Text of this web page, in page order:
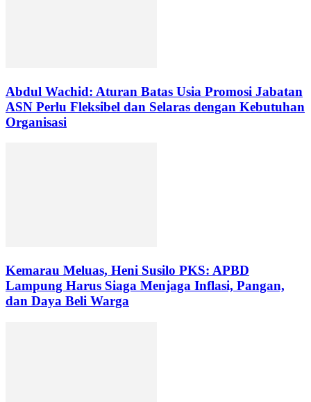
Abdul Wachid: Aturan Batas Usia Promosi Jabatan
ASN Perlu Fleksibel dan Selaras dengan Kebutuhan
Organisasi
Kemarau Meluas, Heni Susilo PKS: APBD
Lampung Harus Siaga Menjaga Inflasi, Pangan,
dan Daya Beli Warga